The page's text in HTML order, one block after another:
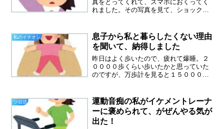
真をとってくれて、スマホにおくってく
れました。その写真を見て、ショックを
そこもはげて見えたのです。たぶん自分
で染めているので、後ろは...
私のイチオシ
息子から私と暮らしたくない理由
を聞いて、納得しました
昨日はよく歩いたので、疲れて爆睡。２
００００歩くらい歩いたかと思っていた
のですが、万歩計を見ると１５０００歩
らず。岩場は歩きにくかった自分では毎
日のウォーキングで、足腰...
ソロ活
運動音痴の私がイケメントレーナ
ーに褒められて、がぜんやる気が
出た！